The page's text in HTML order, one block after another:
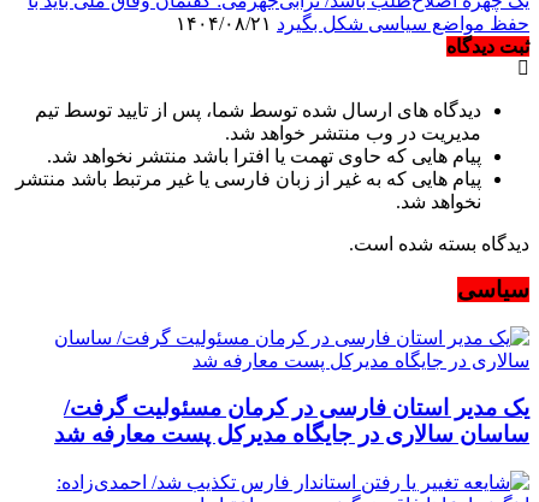
حفظ مواضع سیاسی شکل بگیرد
ثبت دیدگاه
دیدگاه های ارسال شده توسط شما، پس از تایید توسط تیم
مدیریت در وب منتشر خواهد شد.
پیام هایی که حاوی تهمت یا افترا باشد منتشر نخواهد شد.
پیام هایی که به غیر از زبان فارسی یا غیر مرتبط باشد منتشر
نخواهد شد.
دیدگاه بسته شده است.
سیاسی
یک مدیر استان فارسی در کرمان مسئولیت گرفت/
ساسان سالاری در جایگاه مدیرکل پست معارفه شد